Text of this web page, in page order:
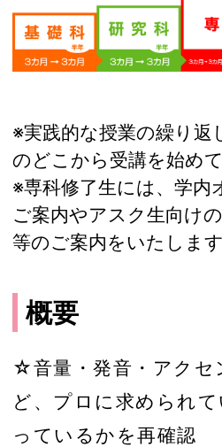
※実践的な授業の繰り返
のどこから受講を始め
※専科修了生には、学内
ご案内やアスク生向けの
等のご案内をいたします
概要
☆音量・発音・アクセ
ど、プロに求められ
っているかを再確認